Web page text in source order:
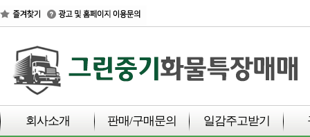
회사소개 판매/구매문의 일감주고받기